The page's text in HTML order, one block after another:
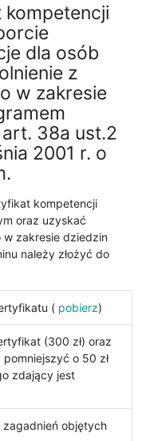
dla osób
z
w zakresie
38a ust.2
2001 r. o
kompetencji
oraz uzyskać
w zakresie dziedzin
należy złożyć do
( pobierz)
(300 zł) oraz
o 50 zł
zdający jest
zagadnień objętych